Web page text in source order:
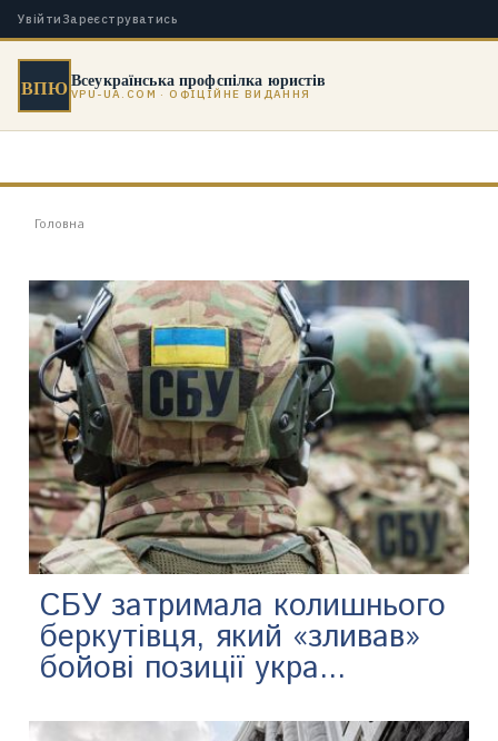
Увійти Зареєструватись
ВПЮВсеукраїнська профспілка юристів
VPU-UA.COM · ОФІЦІЙНЕ ВИДАННЯ
Головна
СБУ затримала колишнього
беркутівця, який «зливав»
бойові позиції укра...